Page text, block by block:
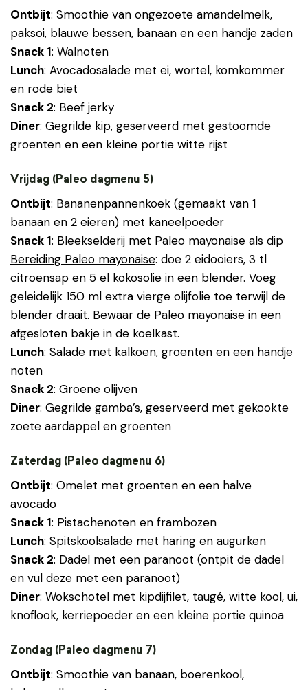
Ontbijt: Smoothie van ongezoete amandelmelk,
paksoi, blauwe bessen, banaan en een handje zaden
Snack 1: Walnoten
Lunch: Avocadosalade met ei, wortel, komkommer
en rode biet
Snack 2: Beef jerky
Diner: Gegrilde kip, geserveerd met gestoomde
groenten en een kleine portie witte rijst
Vrijdag (Paleo dagmenu 5)
Ontbijt: Bananenpannenkoek (gemaakt van 1
banaan en 2 eieren) met kaneelpoeder
Snack 1: Bleekselderij met Paleo mayonaise als dip
Bereiding Paleo mayonaise: doe 2 eidooiers, 3 tl
citroensap en 5 el kokosolie in een blender. Voeg
geleidelijk 150 ml extra vierge olijfolie toe terwijl de
blender draait. Bewaar de Paleo mayonaise in een
afgesloten bakje in de koelkast.
Lunch: Salade met kalkoen, groenten en een handje
noten
Snack 2: Groene olijven
Diner: Gegrilde gamba’s, geserveerd met gekookte
zoete aardappel en groenten
Zaterdag (Paleo dagmenu 6)
Ontbijt: Omelet met groenten en een halve
avocado
Snack 1: Pistachenoten en frambozen
Lunch: Spitskoolsalade met haring en augurken
Snack 2: Dadel met een paranoot (ontpit de dadel
en vul deze met een paranoot)
Diner: Wokschotel met kipdijfilet, taugé, witte kool, ui,
knoflook, kerriepoeder en een kleine portie quinoa
Zondag (Paleo dagmenu 7)
Ontbijt: Smoothie van banaan, boerenkool,